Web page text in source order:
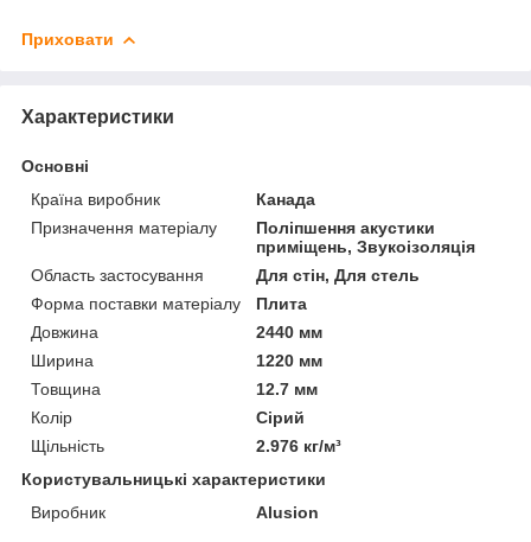
Приховати
Характеристики
Основні
Країна виробник
Канада
Призначення матеріалу
Поліпшення акустики
приміщень, Звукоізоляція
Область застосування
Для стін, Для стель
Форма поставки матеріалу
Плита
Довжина
2440 мм
Ширина
1220 мм
Товщина
12.7 мм
Колір
Сірий
Щільність
2.976 кг/м³
Користувальницькі характеристики
Виробник
Alusion